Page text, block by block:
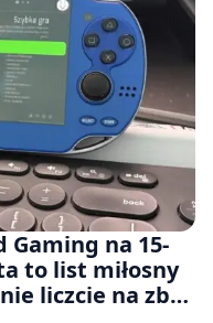
Gaming na 15-
to list miłosny
liczcie na zbyt